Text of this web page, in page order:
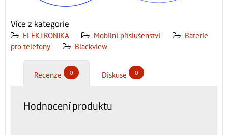
Více z kategorie
ELEKTRONIKA Mobilní příslušenství
Baterie
pro telefony
Blackview
Recenze 0 Diskuse 0
Hodnocení produktu